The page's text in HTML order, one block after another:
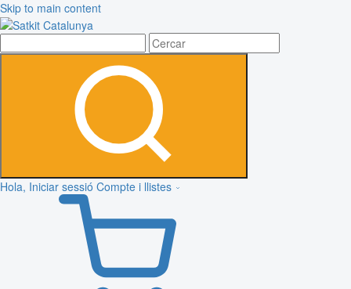
Skip to main content
Hola, Iniciar sessió Compte i llistes